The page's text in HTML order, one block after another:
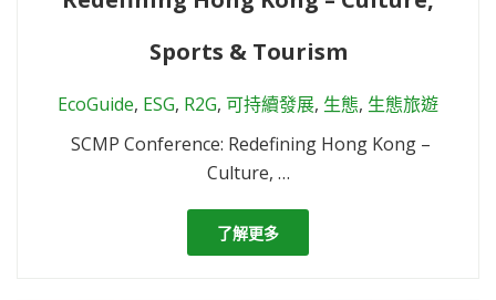
Sports & Tourism
EcoGuide, ESG, R2G, 可持續發展, 生態, 生態旅遊
SCMP Conference: Redefining Hong Kong –
Culture, …
了解更多